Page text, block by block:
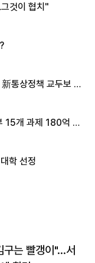
것이 협치"
통상정책 교두보 활
15개 과제 180억 지
학 선정
구는 빨갱이"…서